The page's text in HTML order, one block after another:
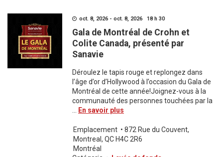
oct. 8, 2026 - oct. 8, 2026 18 h 30
Gala de Montréal de Crohn et
Colite Canada, présenté par
Sanavie
Déroulez le tapis rouge et replongez dans
l’âge d’or d’Hollywood à l’occasion du Gala de
Montréal de cette année!Joignez-vous à la
communauté des personnes touchées par la
En savoir plus
Emplacement • 872 Rue du Couvent,
Montreal, QC H4C 2R6
Montréal